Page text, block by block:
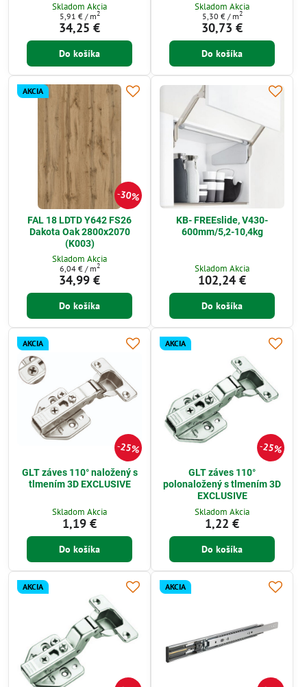
Skladom Akcia
34,25 €
5,91 € / m2
Do košíka
Skladom Akcia
30,73 €
5,30 € / m2
Do košíka
30%
AKCIA
FAL 18 LDTD Y642 FS26
Dakota Oak 2800x2070
(K003)
Skladom Akcia
34,99 €
6,04 € / m2
Do košíka
KB- FREEslide, V430-
600mm/5,2-10,4kg
Skladom Akcia
102,24 €
Do košíka
25%
AKCIA
GLT záves 110° naložený s
tlmením 3D EXCLUSIVE
Skladom Akcia
1,19 €
Do košíka
25%
AKCIA
GLT záves 110°
polonaložený s tlmením 3D
EXCLUSIVE
Skladom Akcia
1,22 €
Do košíka
AKCIA AKCIA